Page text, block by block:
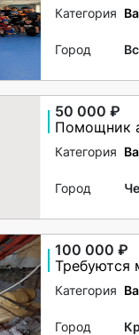
Категория
Город
50 000 ₽
Помощник
Категория
Город
100 000 ₽
Категория
Город